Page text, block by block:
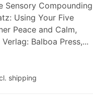
Sensory Compounding
Using Your Five
Peace and Calm,
Balboa Press,...
shipping